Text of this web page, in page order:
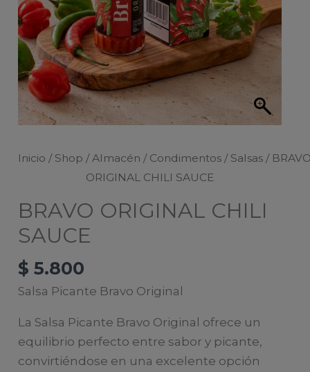
Inicio / Shop /Almacén / Condimentos / Salsas /
ORIGINAL CHILI SAUCE
BRAVO ORIGINAL CHILI
SAUCE
$ 5.800
Salsa Picante Bravo Original
La Salsa Picante Bravo Original ofrece un
equilibrio perfecto entre sabor y picante,
convirtiéndose en una excelente opción